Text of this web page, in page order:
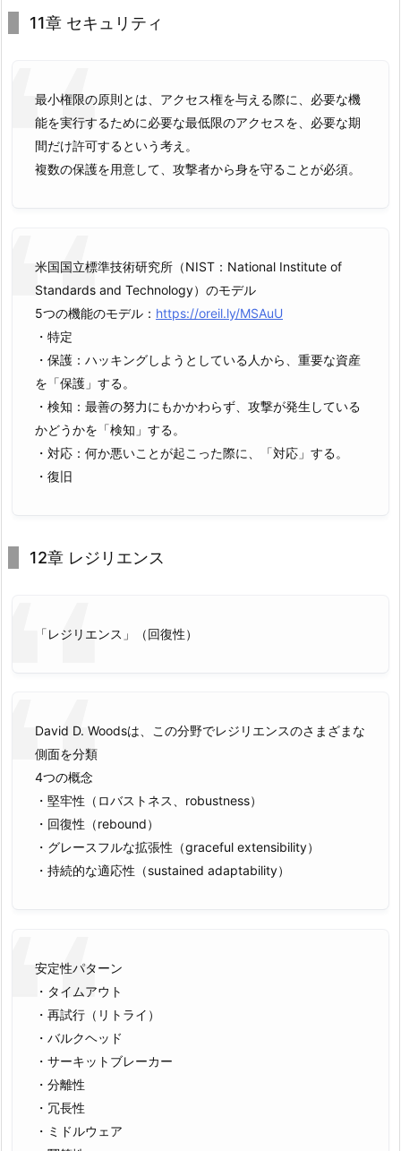
11章 セキュリティ
最小権限の原則とは、アクセス権を与える際に、必要な機
能を実行するために必要な最低限のアクセスを、必要な期
間だけ許可するという考え。
複数の保護を用意して、攻撃者から身を守ることが必須。
米国国立標準技術研究所（NIST：National Institute of
Standards and Technology）のモデル
5つの機能のモデル： https://oreil.ly/MSAuU
・特定
・保護：ハッキングしようとしている人から、重要な資産
を「保護」する。
・検知：最善の努力にもかかわらず、攻撃が発生している
かどうかを「検知」する。
・対応：何か悪いことが起こった際に、「対応」する。
・復旧
12章 レジリエンス
「レジリエンス」（回復性）
David D. Woodsは、この分野でレジリエンスのさまざまな
側面を分類
4つの概念
・堅牢性（ロバストネス、robustness）
・回復性（rebound）
・グレースフルな拡張性（graceful extensibility）
・持続的な適応性（sustained adaptability）
安定性パターン
・タイムアウト
・再試行（リトライ）
・バルクヘッド
・サーキットブレーカー
・分離性
・冗長性
・ミドルウェア